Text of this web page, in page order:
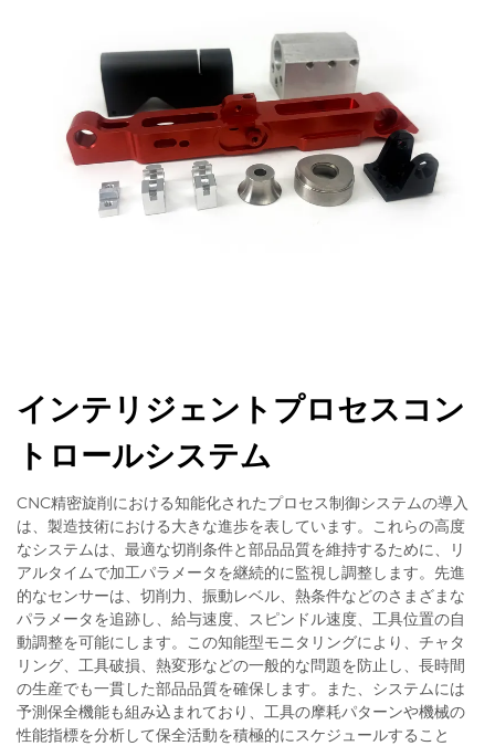
インテリジェントプロセスコン
トロールシステム
CNC精密旋削における知能化されたプロセス制御システムの導入
は、製造技術における大きな進歩を表しています。これらの高度
なシステムは、最適な切削条件と部品品質を維持するために、リ
アルタイムで加工パラメータを継続的に監視し調整します。先進
的なセンサーは、切削力、振動レベル、熱条件などのさまざまな
パラメータを追跡し、給与速度、スピンドル速度、工具位置の自
動調整を可能にします。この知能型モニタリングにより、チャタ
リング、工具破損、熱変形などの一般的な問題を防止し、長時間
の生産でも一貫した部品品質を確保します。また、システムには
予測保全機能も組み込まれており、工具の摩耗パターンや機械の
性能指標を分析して保全活動を積極的にスケジュールすること